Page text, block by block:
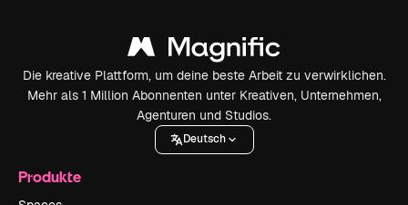
Die kreative Plattform, um deine beste Arbeit zu verwirklichen.
Mehr als 1 Million Abonnenten unter Kreativen, Unternehmen,
Agenturen und Studios.
Deutsch
Produkte